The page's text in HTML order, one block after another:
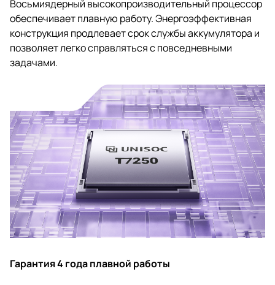
Восьмиядерный высокопроизводительный процессор
обеспечивает плавную работу. Энергоэффективная
конструкция продлевает срок службы аккумулятора и
позволяет легко справляться с повседневными
задачами.
Гарантия 4 года плавной работы